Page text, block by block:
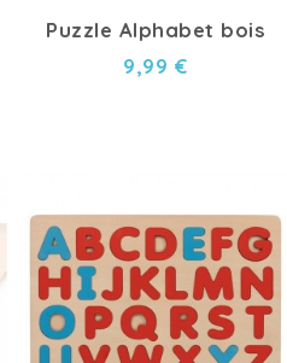
Puzzle Alphabet bois
9,99 €